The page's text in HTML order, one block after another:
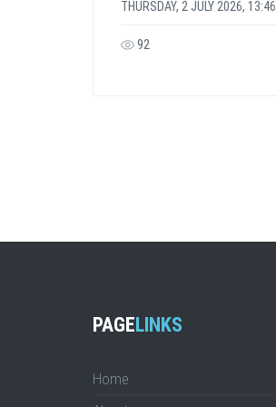
THURSDAY, 2 JULY 2026, 13:46
92
PAGELINKS
Home